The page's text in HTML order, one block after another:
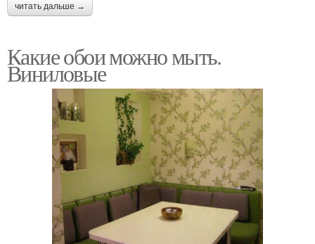
читать дальше →
Какие обои можно мыть.
Виниловые